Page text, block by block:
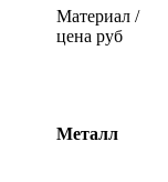
Материал /
цена руб
Металл